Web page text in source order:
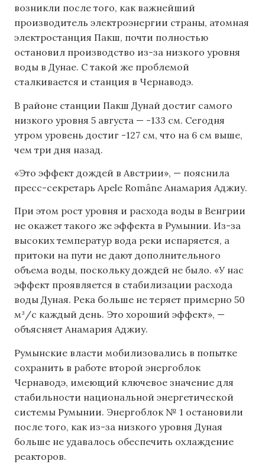
возникли после того, как важнейший
производитель электроэнергии страны, атомная
электростанция Пакш, почти полностью
остановил производство из-за низкого уровня
воды в Дунае. С такой же проблемой
сталкивается и станция в Чернаводэ.
В районе станции Пакш Дунай достиг самого
низкого уровня 5 августа — -133 см. Сегодня
утром уровень достиг -127 см, что на 6 см выше,
чем три дня назад.
«Это эффект дождей в Австрии», — пояснила
пресс-секретарь Apele Române Анамария Аджиу.
При этом рост уровня и расхода воды в Венгрии
не окажет такого же эффекта в Румынии. Из-за
высоких температур вода реки испаряется, а
притоки на пути не дают дополнительного
объема воды, поскольку дождей не было. «У нас
эффект проявляется в стабилизации расхода
воды Дуная. Река больше не теряет примерно 50
м³/с каждый день. Это хороший эффект», —
объясняет Анамария Аджиу.
Румынские власти мобилизовались в попытке
сохранить в работе второй энергоблок
Чернаводэ, имеющий ключевое значение для
стабильности национальной энергетической
системы Румынии. Энергоблок № 1 остановили
после того, как из-за низкого уровня Дуная
больше не удавалось обеспечить охлаждение
реакторов.